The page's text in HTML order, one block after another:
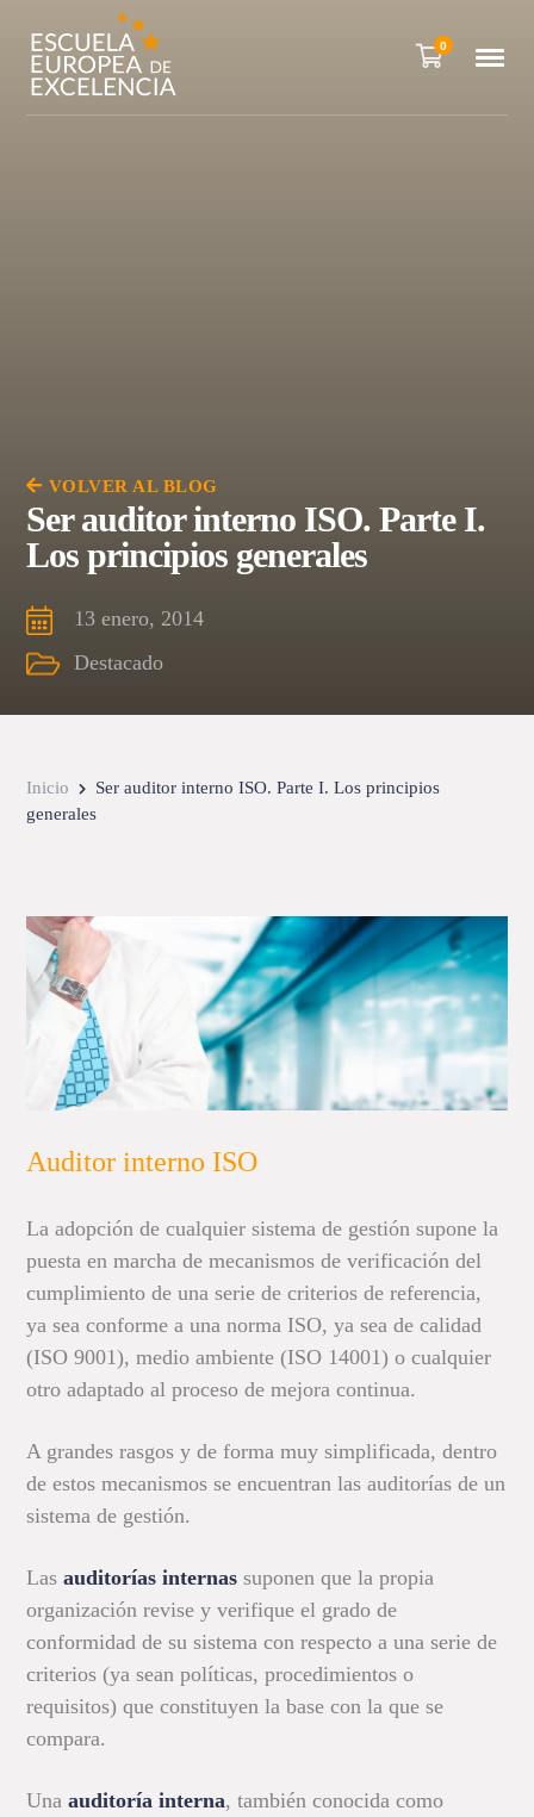
0
VOLVER AL BLOG
Ser auditor interno ISO. Parte I.
Los principios generales
13 enero, 2014
Destacado
Inicio
Ser auditor interno ISO. Parte I. Los principios
generales
Auditor interno ISO
La adopción de cualquier sistema de gestión supone la
puesta en marcha de mecanismos de verificación del
cumplimiento de una serie de criterios de referencia,
ya sea conforme a una norma ISO, ya sea de calidad
(ISO 9001), medio ambiente (ISO 14001) o cualquier
otro adaptado al proceso de mejora continua.
A grandes rasgos y de forma muy simplificada, dentro
de estos mecanismos se encuentran las auditorías de un
sistema de gestión.
Las auditorías internas suponen que la propia
organización revise y verifique el grado de
conformidad de su sistema con respecto a una serie de
criterios (ya sean políticas, procedimientos o
requisitos) que constituyen la base con la que se
compara.
Unaauditoría interna, también conocida como